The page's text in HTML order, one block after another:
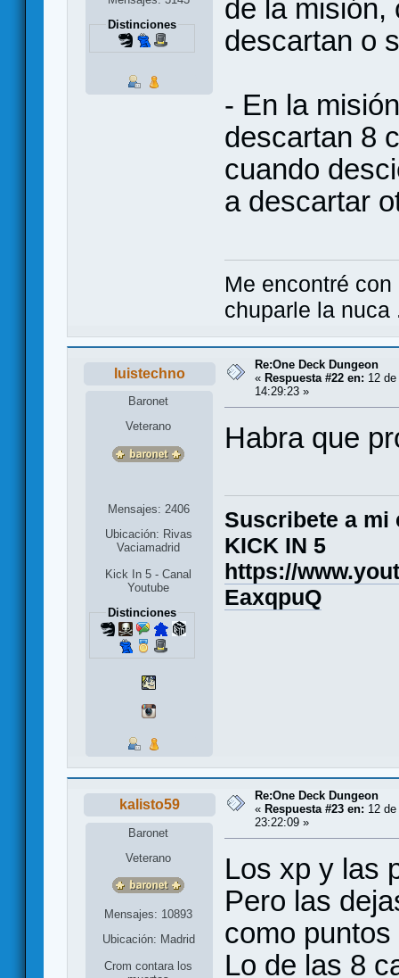
Distinciones
de la misión,
descartan o
- En la
descartan 8
cuando
a descartar
Me encontré
chuparle la
luistechno
Baronet
Veterano
Mensajes: 2406
Ubicación: Rivas
Vaciamadrid
Kick In 5 - Canal
Youtube
Distinciones
Re:One Deck Dungeon
« Respuesta #22 en: 12
14:29:23 »
Habra que
Suscribete a mi
KICK IN 5
https://
EaxqpuQ
kalisto59
Baronet
Veterano
Mensajes: 10893
Ubicación: Madrid
Crom contara los
Re:One Deck Dungeon
« Respuesta #23 en: 12
23:22:09 »
Los xp y las
Pero las
como puntos
Lo de las 8